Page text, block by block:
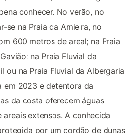
conhecer. No verão, no
se na Praia da Amieira, no
600 metros de areal; na Praia
na Praia Fluvial da
ou na Praia Fluvial da Albergaria
em 2023 e detentora da
da costa oferecem águas
areais extensos. A conhecida
por um cordão de dunas